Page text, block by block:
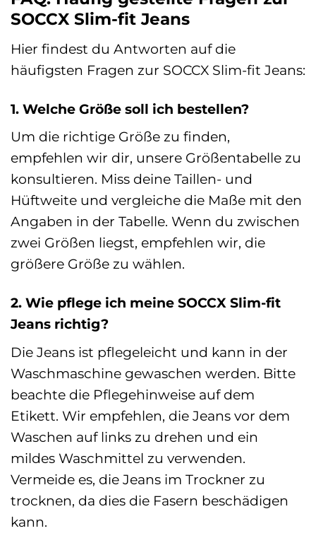
SOCCX Slim-fit Jeans
Hier findest du Antworten auf die
häufigsten Fragen zur SOCCX Slim-fit Jeans:
1. Welche Größe soll ich bestellen?
Um die richtige Größe zu finden,
empfehlen wir dir, unsere Größentabelle zu
konsultieren. Miss deine Taillen- und
Hüftweite und vergleiche die Maße mit den
Angaben in der Tabelle. Wenn du zwischen
zwei Größen liegst, empfehlen wir, die
größere Größe zu wählen.
2. Wie pflege ich meine SOCCX Slim-fit
Jeans richtig?
Die Jeans ist pflegeleicht und kann in der
Waschmaschine gewaschen werden. Bitte
beachte die Pflegehinweise auf dem
Etikett. Wir empfehlen, die Jeans vor dem
Waschen auf links zu drehen und ein
mildes Waschmittel zu verwenden.
Vermeide es, die Jeans im Trockner zu
trocknen, da dies die Fasern beschädigen
kann.